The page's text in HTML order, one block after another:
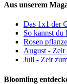
Aus unserem
Das 1x1 der
So kannst du
Rosen
August - Zeit
Juli - Zeit
Bloomling